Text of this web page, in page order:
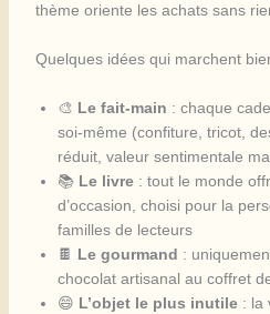
thème oriente les achats sans
Quelques idées qui marchent
🎨 Le fait-main : chaque
soi-même (confiture, tricot,
réduit, valeur sentimentale
📚 Le livre: tout le monde
d’occasion, choisi pour la
familles de lecteurs
🍫 Le gourmand :
chocolat artisanal au coffret
😄 L’objet le plus inutile: la